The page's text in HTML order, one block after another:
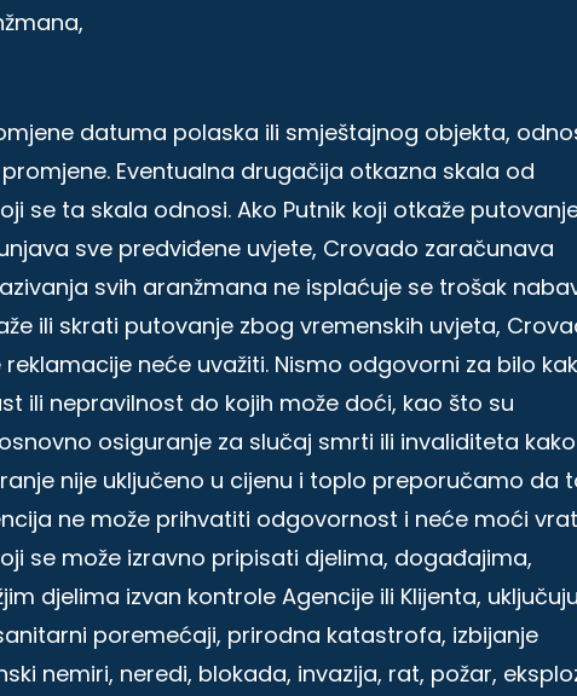
datuma polaska ili smještajnog objekta,
Eventualna drugačija otkazna skala od
se ta skala odnosi. Ako Putnik koji otkaže
sve predviđene uvjete, Crovado zaračunava
svih aranžmana ne isplaćuje se trošak
ili skrati putovanje zbog vremenskih uvjeta,
neće uvažiti. Nismo odgovorni za bilo
ili nepravilnost do kojih može doći, kao što su
osiguranje za slučaj smrti ili invaliditeta kako
nije uključeno u cijenu i toplo preporučamo da
ne može prihvatiti odgovornost i neće moći
se može izravno pripisati djelima, događajima,
djelima izvan kontrole Agencije ili Klijenta,
poremećaji, prirodna katastrofa, izbijanje
nemiri, neredi, blokada, invazija, rat, požar,